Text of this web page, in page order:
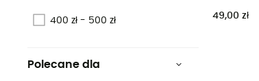
400 zł - 500 zł
Polecane dla
49,00 zł